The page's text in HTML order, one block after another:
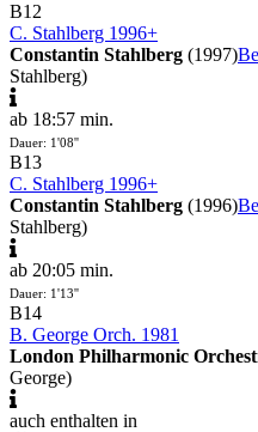
B12
C. Stahlberg 1996+
Constantin Stahlberg (1997)
Stahlberg)
ab 18:57 min.
Dauer: 1'08''
B13
C. Stahlberg 1996+
Constantin Stahlberg (1996)
Stahlberg)
ab 20:05 min.
Dauer: 1'13''
B14
B. George Orch. 1981
London Philharmonic
George)
auch enthalten in